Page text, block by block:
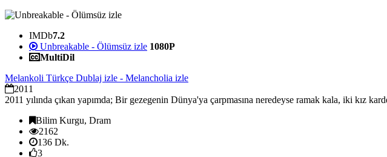
IMDb7.2
Unbreakable - Ölümsüz izle 1080P
MultiDil
Melankoli Türkçe Dublaj izle - Melancholia izle
2011
2011 yılında çıkan yapımda; Bir gezegenin Dünya'ya çarpmasına neredeyse ramak kala, iki kız
Bilim Kurgu, Dram
2162
136 Dk.
3